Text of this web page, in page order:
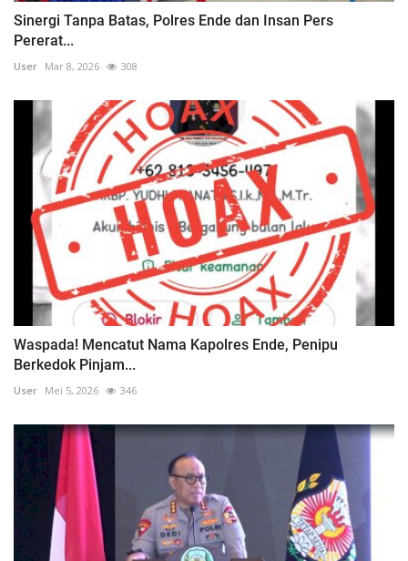
Sinergi Tanpa Batas, Polres Ende dan Insan Pers
Pererat...
User Mar 8, 2026 308
Waspada! Mencatut Nama Kapolres Ende, Penipu
Berkedok Pinjam...
User Mei 5, 2026 346